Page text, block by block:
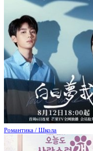
Романтика / Школа